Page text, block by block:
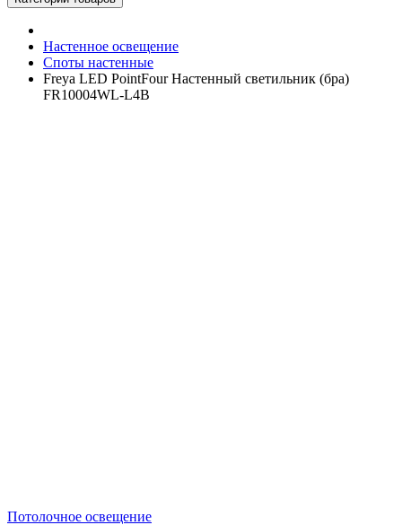
Настенное освещение
Споты настенные
Freya LED PointFour Настенный светильник (бра)
FR10004WL-L4B
Потолочное освещение